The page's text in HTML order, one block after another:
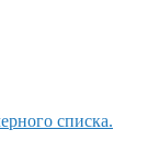
списка.